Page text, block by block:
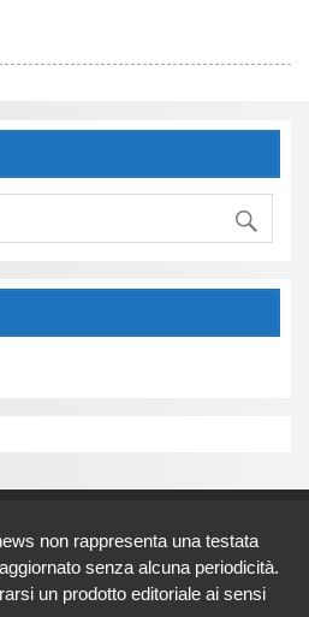
non rappresenta una testata
senza alcuna periodicità.
un prodotto editoriale ai sensi